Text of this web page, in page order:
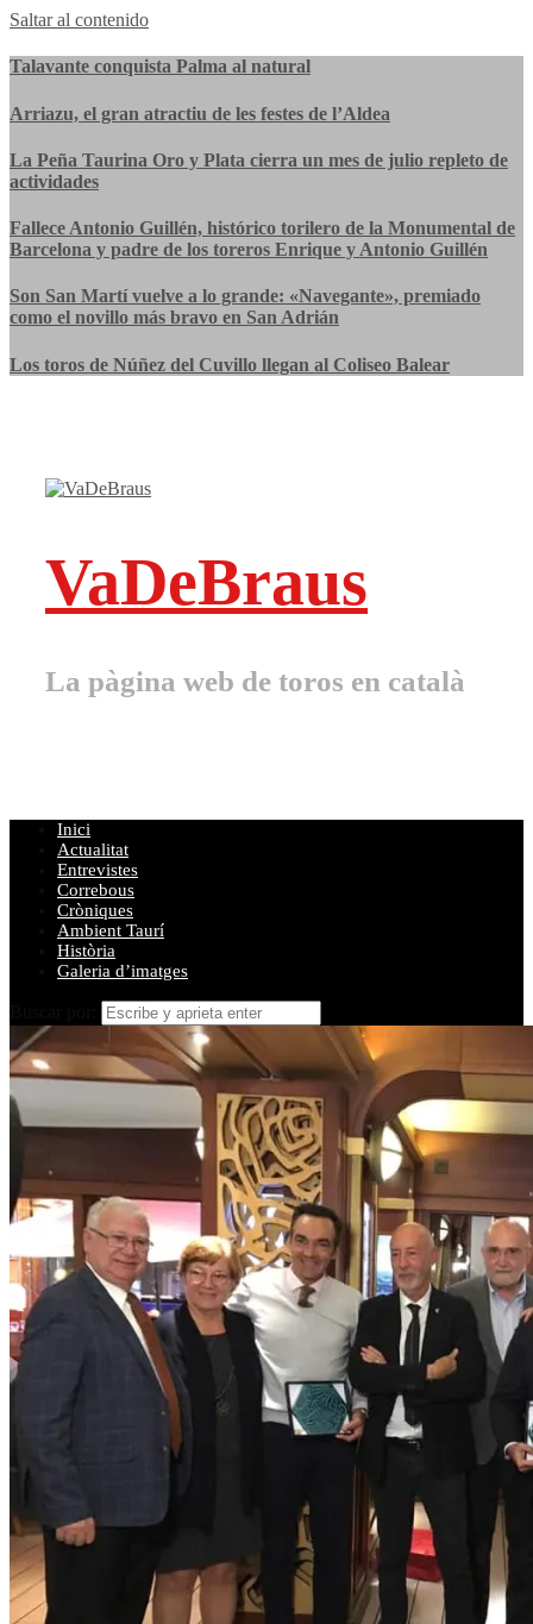
Saltar al contenido
Talavante conquista Palma al natural
Arriazu, el gran atractiu de les festes de l’Aldea
La Peña Taurina Oro y Plata cierra un mes de julio repleto de
actividades
Fallece Antonio Guillén, histórico torilero de la Monumental de
Barcelona y padre de los toreros Enrique y Antonio Guillén
Son San Martí vuelve a lo grande: «Navegante», premiado
como el novillo más bravo en San Adrián
Los toros de Núñez del Cuvillo llegan al Coliseo Balear
VaDeBraus
La pàgina web de toros en català
Inici
Actualitat
Entrevistes
Correbous
Cròniques
Ambient Taurí
Història
Galeria d’imatges